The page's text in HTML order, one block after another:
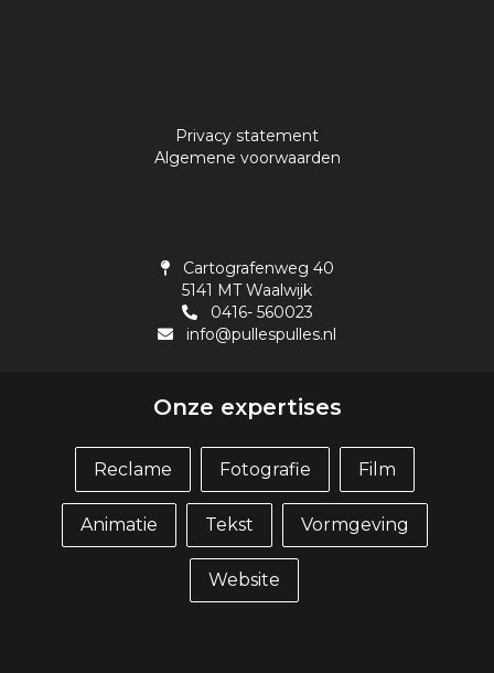
Privacy statement
Algemene voorwaarden
Cartografenweg 40
5141 MT Waalwijk
0416- 560023
info@pullespulles.nl
Onze expertises
Reclame Fotografie Film
Animatie Tekst Vormgeving
Website